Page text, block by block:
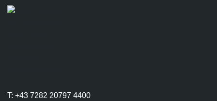
T: +43 7282 20797 4400